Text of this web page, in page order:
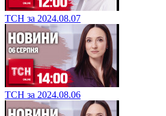
ТСН за 2024.08.07